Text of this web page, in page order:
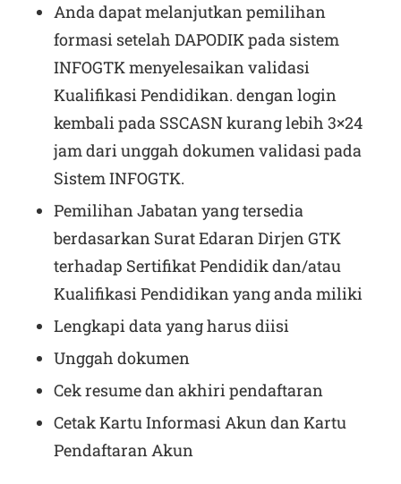
Anda dapat melanjutkan pemilihan
formasi setelah DAPODIK pada sistem
INFOGTK menyelesaikan validasi
Kualifikasi Pendidikan. dengan login
kembali pada SSCASN kurang lebih 3×24
jam dari unggah dokumen validasi pada
Sistem INFOGTK.
Pemilihan Jabatan yang tersedia
berdasarkan Surat Edaran Dirjen GTK
terhadap Sertifikat Pendidik dan/atau
Kualifikasi Pendidikan yang anda miliki
Lengkapi data yang harus diisi
Unggah dokumen
Cek resume dan akhiri pendaftaran
Cetak Kartu Informasi Akun dan Kartu
Pendaftaran Akun